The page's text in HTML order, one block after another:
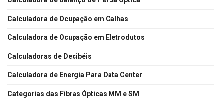
Calculadora de Ocupação em Calhas
Calculadora de Ocupação em Eletrodutos
Calculadoras de Decibéis
Calculadora de Energia Para Data Center
Categorias das Fibras Ópticas MM e SM